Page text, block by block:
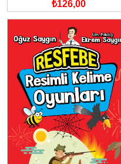
₺126,00